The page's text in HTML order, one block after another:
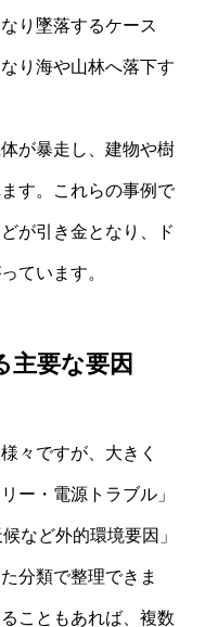
り墜落するケース
り海や山林へ落下す
が暴走し、建物や樹
す。これらの事例で
が引き金となり、ド
ています。
主要な要因
々ですが、大きく
ー・電源トラブル」
など外的環境要因」
分類で整理できま
こともあれば、複数